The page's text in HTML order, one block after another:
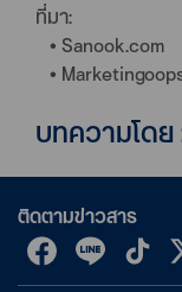
ที่มา:
• Sanook.com
•
บทความโดย
ติดตามข่าวสาร